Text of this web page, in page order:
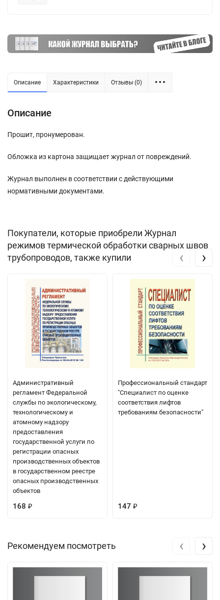
Описание Характеристики Отзывы (0)
Описание
Прошит, пронумерован.
Обложка из картона защищает журнал от повреждений.
Журнал выполнен в соответствии с действующими
нормативными документами.
Покупатели, которые приобрели Журнал
режимов термической обработки сварных швов
трубопроводов, также купили
Административный
регламент Федеральной
службы по экологическому,
технологическому и
атомному надзору
предоставления
государственной услуги по
регистрации опасных
производственных объектов
в государственном реестре
опасных производственных
объектов
168 ₽
Профессиональный стандарт
"Специалист по оценке
соответствия лифтов
требованиям безопасности"
147 ₽
‹ ›
Рекомендуем посмотреть ‹ ›